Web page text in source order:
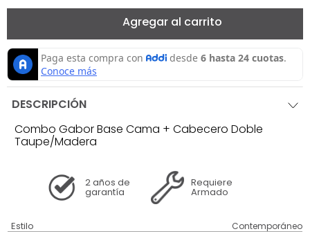
Agregar al carrito
DESCRIPCIÓN
Combo Gabor Base Cama + Cabecero Doble
Taupe/Madera
2 años de
garantía
Requiere
Armado
Estilo Contemporáneo